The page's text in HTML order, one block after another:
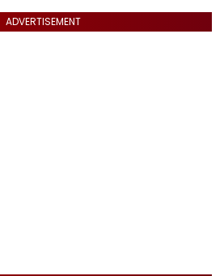
ADVERTISEMENT